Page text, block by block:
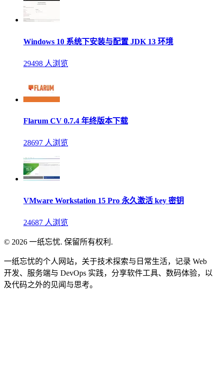
Windows 10 系统下安装与配置 JDK 13 环境
29498 人浏览
Flarum CV 0.7.4 年终版本下载
28697 人浏览
VMware Workstation 15 Pro 永久激活 key 密钥
24687 人浏览
© 2026 一纸忘忧. 保留所有权利.
一纸忘忧的个人网站，关于技术探索与日常生活，记录 Web
开发、服务端与 DevOps 实践，分享软件工具、数码体验，以
及代码之外的见闻与思考。